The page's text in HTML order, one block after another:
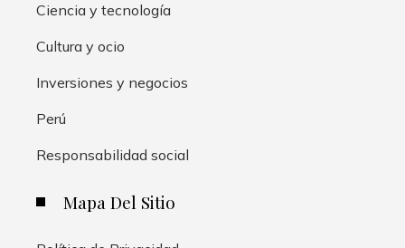
Ciencia y tecnología
Cultura y ocio
Inversiones y negocios
Perú
Responsabilidad social
Mapa Del Sitio